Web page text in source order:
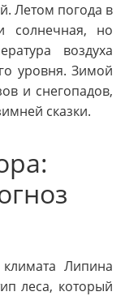
Летом погода в
солнечная, но
воздуха
уровня. Зимой
и снегопадов,
сказки.
Липина
леса, который